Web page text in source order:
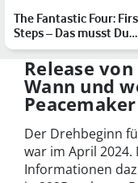
The Fantastic Four:
Steps – Das musst Du
zum Kinostart der …
Release
Wann und
Der Drehbeginn
war im April
Informationen